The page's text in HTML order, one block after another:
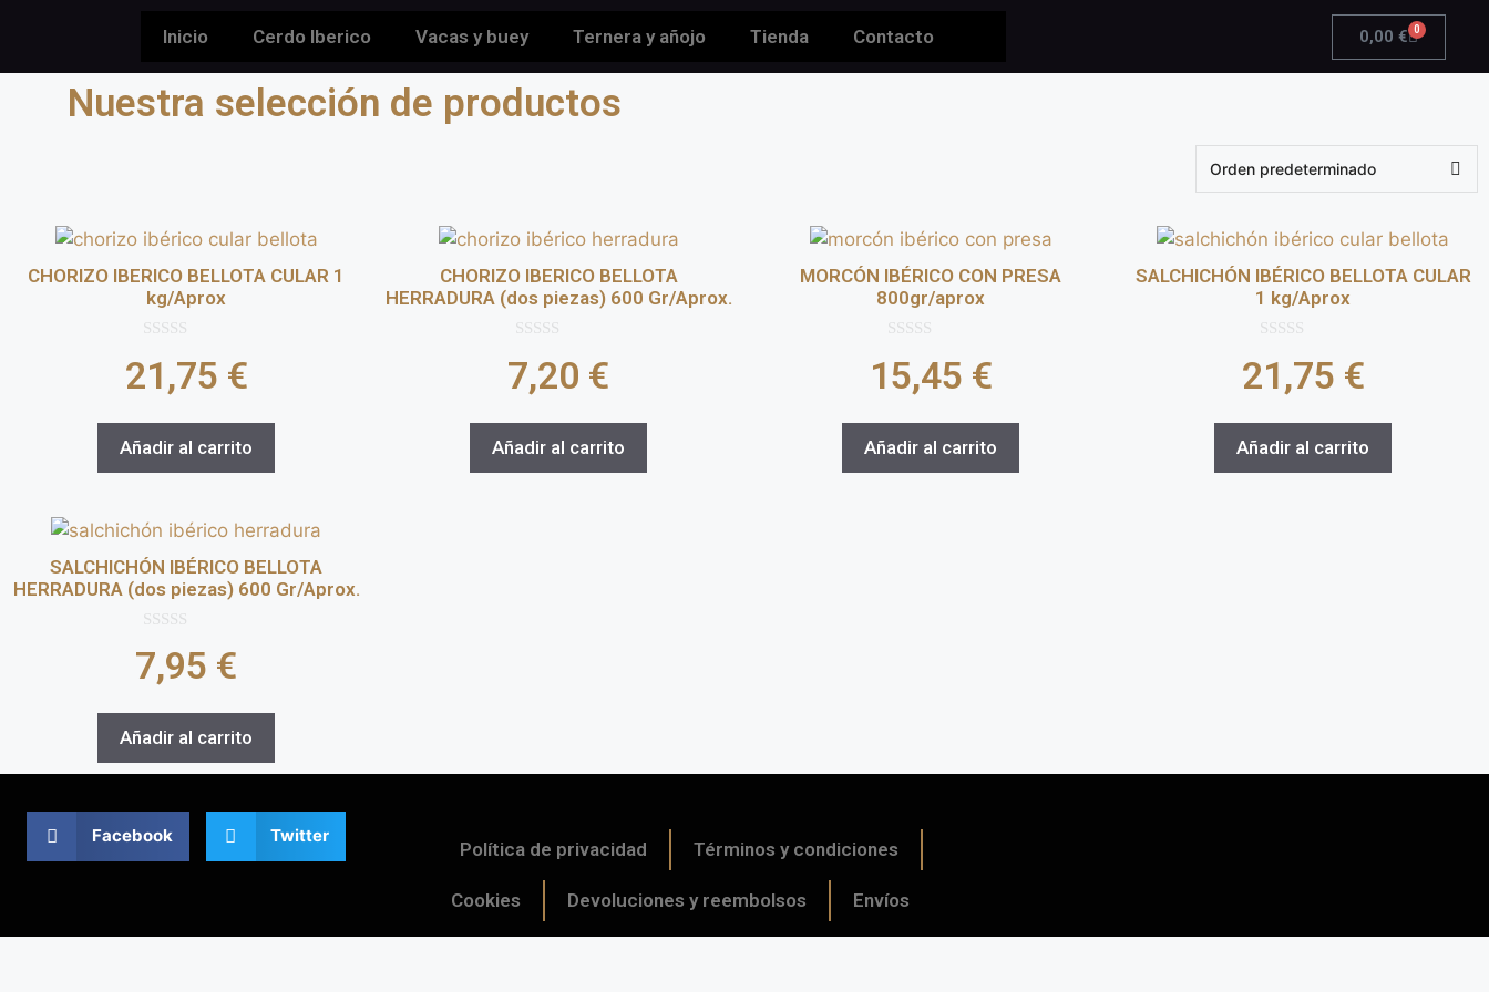
Inicio Cerdo Iberico Vacas y buey Ternera y añojo Tienda Contacto 0,00 € 0
Nuestra selección de productos
CHORIZO IBERICO BELLOTA CULAR 1
kg/Aprox
d
e
21,75 €
Añadir al carrito
CHORIZO IBERICO BELLOTA
HERRADURA (dos piezas) 600 Gr/Aprox.
d
e
7,20 €
Añadir al carrito
MORCÓN IBÉRICO CON PRESA
800gr/aprox
d
e
15,45 €
Añadir al carrito
SALCHICHÓN IBÉRICO BELLOTA CULAR
1 kg/Aprox
d
e
21,75 €
Añadir al carrito
SALCHICHÓN IBÉRICO BELLOTA
HERRADURA (dos piezas) 600 Gr/Aprox.
d
e
7,95 €
Añadir al carrito
Facebook Twitter
Política de privacidad Términos y condiciones
Cookies Devoluciones y reembolsos Envíos